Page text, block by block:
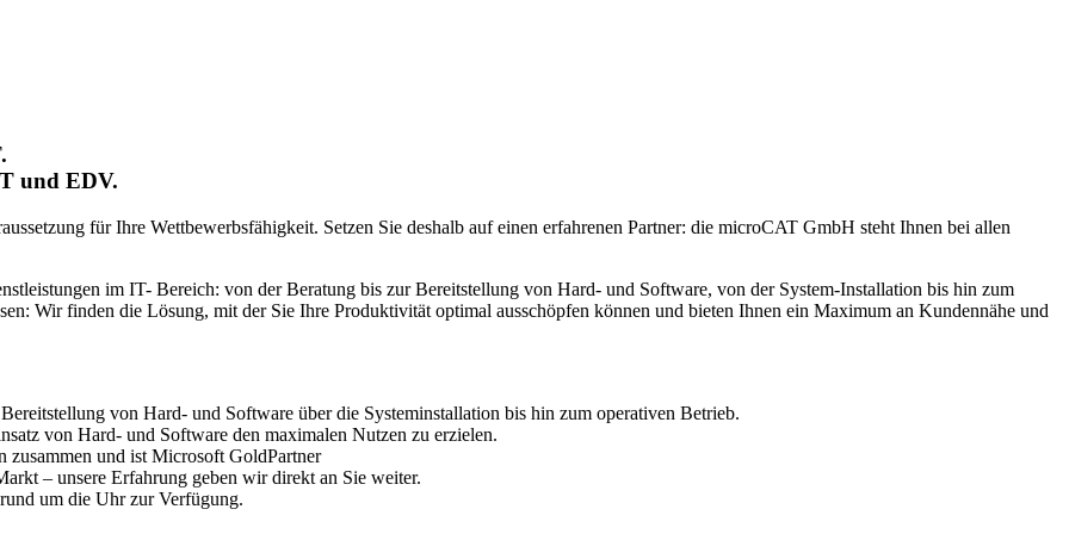
und EDV.
für Ihre Wettbewerbsfähigkeit. Setzen Sie deshalb auf einen erfahrenen Partner: die microCAT GmbH steht Ihnen bei allen
im IT- Bereich: von der Beratung bis zur Bereitstellung von Hard- und Software, von der System-Installation bis hin zum
Wir finden die Lösung, mit der Sie Ihre Produktivität optimal ausschöpfen können und bieten Ihnen ein Maximum an Kundennähe und
von Hard- und Software über die Systeminstallation bis hin zum operativen Betrieb.
von Hard- und Software den maximalen Nutzen zu erzielen.
zusammen und ist Microsoft GoldPartner
– unsere Erfahrung geben wir direkt an Sie weiter.
um die Uhr zur Verfügung.